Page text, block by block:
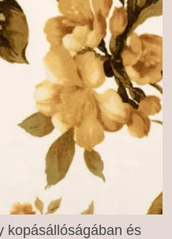
kopásállóságában és